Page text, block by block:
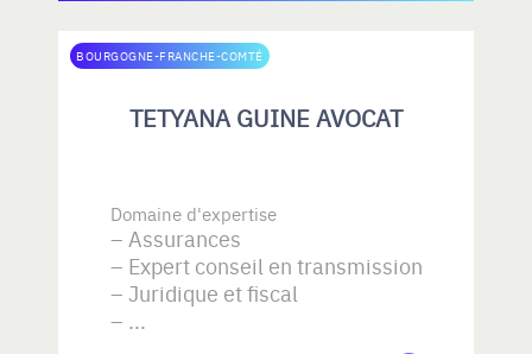
BOURGOGNE-FRANCHE-COMTÉ
TETYANA GUINE AVOCAT
Domaine d'expertise
Assurances
Expert conseil en transmission
Juridique et fiscal
...